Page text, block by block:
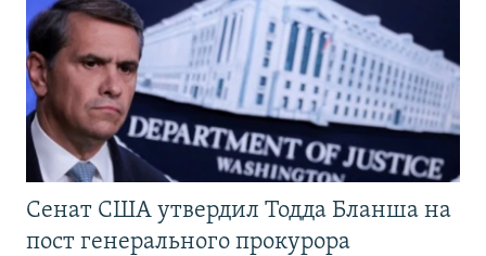
Сенат США утвердил Тодда Бланша на
пост генерального прокурора